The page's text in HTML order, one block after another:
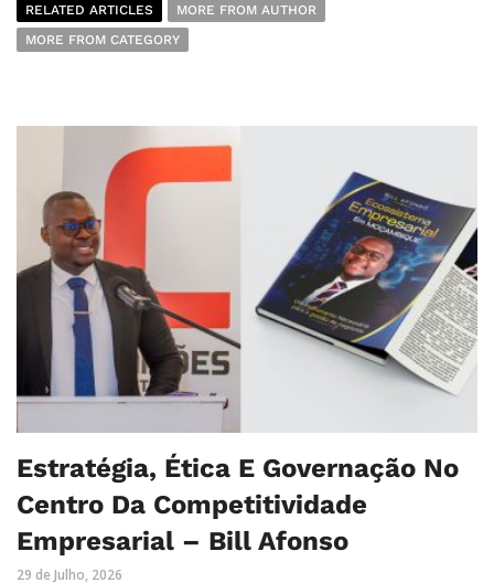
RELATED ARTICLES
MORE FROM AUTHOR
MORE FROM CATEGORY
Estratégia, Ética E Governação No
Centro Da Competitividade
Empresarial – Bill Afonso
29 de Julho, 2026